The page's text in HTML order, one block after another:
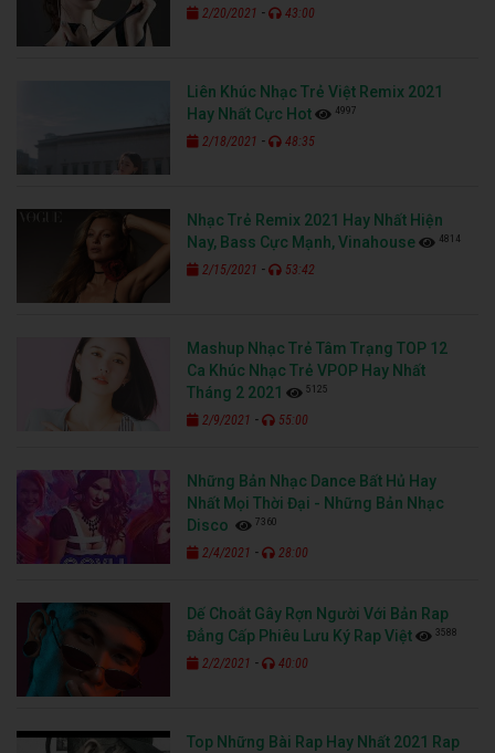
2/20/2021 - 43:00
Liên Khúc Nhạc Trẻ Việt Remix 2021
Hay Nhất Cực Hot
4997
2/18/2021 - 48:35
Nhạc Trẻ Remix 2021 Hay Nhất Hiện
Nay, Bass Cực Mạnh, Vinahouse
4814
2/15/2021 - 53:42
Mashup Nhạc Trẻ Tâm Trạng TOP 12
Ca Khúc Nhạc Trẻ VPOP Hay Nhất
Tháng 2 2021
5125
2/9/2021 - 55:00
Những Bản Nhạc Dance Bất Hủ Hay
Nhất Mọi Thời Đại - Những Bản Nhạc
Disco
7360
2/4/2021 - 28:00
Dế Choắt Gây Rợn Người Với Bản Rap
Đẳng Cấp Phiêu Lưu Ký Rap Việt
3588
2/2/2021 - 40:00
Top Những Bài Rap Hay Nhất 2021 Rap